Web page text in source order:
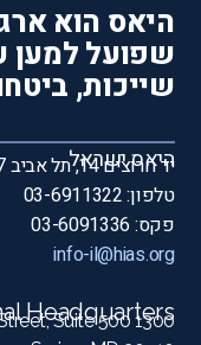
היאס הוא
שפועל למען
שייכות,
היאס ישראל
יד חרוצים 14, תל אביב 6770007
טלפון: 03-6911322
פקס: 03-6091336
info-il@hias.org
Headquarters
1300 Spring Street, Suite 500